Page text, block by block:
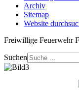
Archiv
Sitemap
Website
Freiwillige Feuerwehr
Suchen